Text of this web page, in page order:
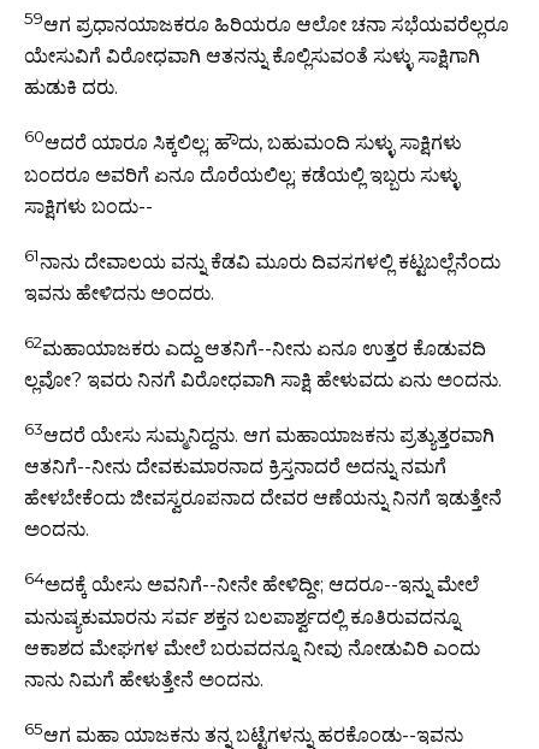
59ಆಗ ಪ್ರಧಾನಯಾಜಕರೂ ಹಿರಿಯರೂ ಆಲೋ ಚನಾ ಸಭೆಯವರೆಲ್ಲರೂ
ಯೇಸುವಿಗೆ ವಿರೋಧವಾಗಿ ಆತನನ್ನು ಕೊಲ್ಲಿಸುವಂತೆ ಸುಳ್ಳು ಸಾಕ್ಷಿಗಾಗಿ
ಹುಡುಕಿ ದರು.
60ಆದರೆ ಯಾರೂ ಸಿಕ್ಕಲಿಲ್ಲ; ಹೌದು, ಬಹುಮಂದಿ ಸುಳ್ಳು ಸಾಕ್ಷಿಗಳು
ಬಂದರೂ ಅವರಿಗೆ ಏನೂ ದೊರೆಯಲಿಲ್ಲ; ಕಡೆಯಲ್ಲಿ ಇಬ್ಬರು ಸುಳ್ಳು
ಸಾಕ್ಷಿಗಳು ಬಂದು--
61ನಾನು ದೇವಾಲಯ ವನ್ನು ಕೆಡವಿ ಮೂರು ದಿವಸಗಳಲ್ಲಿ ಕಟ್ಟಬಲ್ಲೆನೆಂದು
ಇವನು ಹೇಳಿದನು ಅಂದರು.
62ಮಹಾಯಾಜಕರು ಎದ್ದು ಆತನಿಗೆ--ನೀನು ಏನೂ ಉತ್ತರ ಕೊಡುವದಿ
ಲ್ಲವೋ? ಇವರು ನಿನಗೆ ವಿರೋಧವಾಗಿ ಸಾಕ್ಷಿ ಹೇಳುವದು ಏನು ಅಂದನು.
63ಆದರೆ ಯೇಸು ಸುಮ್ಮನಿದ್ದನು. ಆಗ ಮಹಾಯಾಜಕನು ಪ್ರತ್ಯುತ್ತರವಾಗಿ
ಆತನಿಗೆ--ನೀನು ದೇವಕುಮಾರನಾದ ಕ್ರಿಸ್ತನಾದರೆ ಅದನ್ನು ನಮಗೆ
ಹೇಳಬೇಕೆಂದು ಜೀವಸ್ವರೂಪನಾದ ದೇವರ ಆಣೆಯನ್ನು ನಿನಗೆ ಇಡುತ್ತೇನೆ
ಅಂದನು.
64ಅದಕ್ಕೆ ಯೇಸು ಅವನಿಗೆ--ನೀನೇ ಹೇಳಿದ್ದೀ; ಆದರೂ--ಇನ್ನು ಮೇಲೆ
ಮನುಷ್ಯಕುಮಾರನು ಸರ್ವ ಶಕ್ತನ ಬಲಪಾರ್ಶ್ವದಲ್ಲಿ ಕೂತಿರುವದನ್ನೂ
ಆಕಾಶದ ಮೇಘಗಳ ಮೇಲೆ ಬರುವದನ್ನೂ ನೀವು ನೋಡುವಿರಿ ಎಂದು
ನಾನು ನಿಮಗೆ ಹೇಳುತ್ತೇನೆ ಅಂದನು.
65ಆಗ ಮಹಾ ಯಾಜಕನು ತನ್ನ ಬಟ್ಟೆಗಳನ್ನು ಹರಕೊಂಡು--ಇವನು